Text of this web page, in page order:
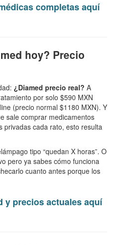
completas aquí
hoy? Precio
¿Diamed precio real? A
por solo $590 MXN
(precio normal $1180 MXN). Y
sale comprar medicamentos
privadas cada rato, esto resulta
tipo “quedan X horas”. O
pero ya sabes cómo funciona
cuanto antes porque los
y precios actuales aquí